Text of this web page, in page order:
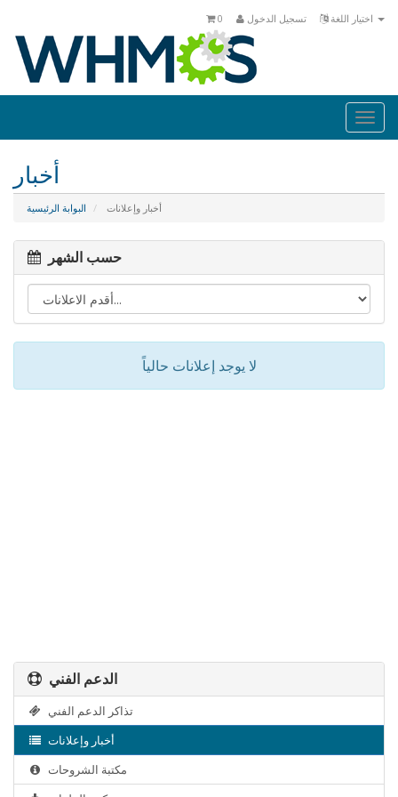
تسجيل الدخول 0
أخبار
البوابة الرئيسية أخبار وإعلانات
حسب الشهر
لا يوجد إعلانات حالياً
الدعم الفني
تذاكر الدعم الفني
أخبار وإعلانات
مكتبة الشروحات